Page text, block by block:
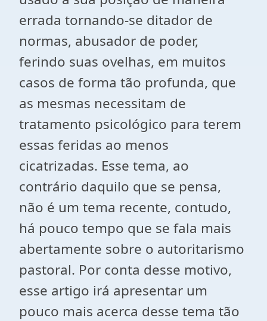
errada tornando-se ditador de
normas, abusador de poder,
ferindo suas ovelhas, em muitos
casos de forma tão profunda, que
as mesmas necessitam de
tratamento psicológico para terem
essas feridas ao menos
cicatrizadas. Esse tema, ao
contrário daquilo que se pensa,
não é um tema recente, contudo,
há pouco tempo que se fala mais
abertamente sobre o autoritarismo
pastoral. Por conta desse motivo,
esse artigo irá apresentar um
pouco mais acerca desse tema tão